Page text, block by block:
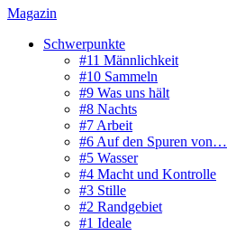
Magazin
Schwerpunkte
#11 Männlichkeit
#10 Sammeln
#9 Was uns hält
#8 Nachts
#7 Arbeit
#6 Auf den Spuren von…
#5 Wasser
#4 Macht und Kontrolle
#3 Stille
#2 Randgebiet
#1 Ideale